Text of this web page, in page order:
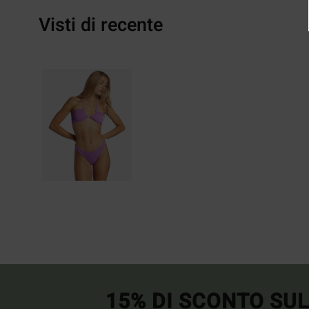
Visti di recente
15% DI SCONTO